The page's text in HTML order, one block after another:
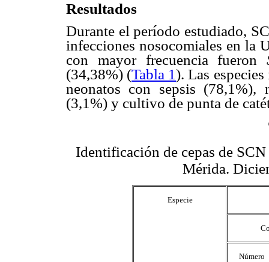
Resultados
Durante el período estudiado,
infecciones nosocomiales en la
con mayor frecuencia fueron
(34,38%) (Tabla 1). Las
neonatos con sepsis
(3,1%) y cultivo de punta de
Identificación de cepas de
Mérida.
Especie
Número